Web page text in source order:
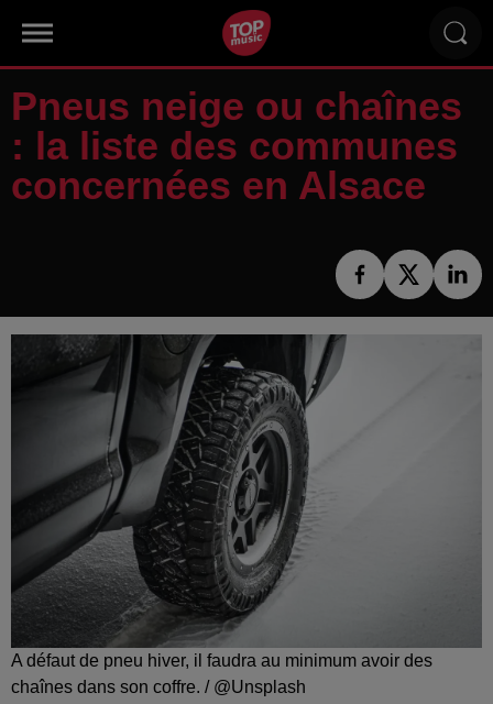
Pneus neige ou chaînes
: la liste des communes
concernées en Alsace
A défaut de pneu hiver, il faudra au minimum avoir des
chaînes dans son coffre. / @Unsplash